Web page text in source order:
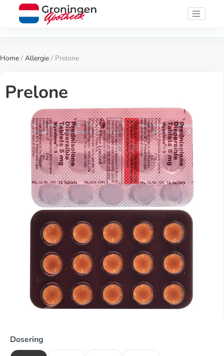
Home / Allergie / Prelone
Prelone
Dosering